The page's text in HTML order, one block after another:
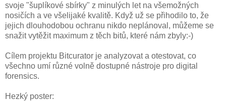
svoje "šuplíkové sbírky" z minulých let na všemožných
nosičích a ve všelijaké kvalitě. Když už se přihodilo to, že
jejich dlouhodobou ochranu nikdo neplánoval, můžeme se
snažit vytěžit maximum z těch bitů, které nám zbyly:-)
Cílem projektu Bitcurator je analyzovat a otestovat, co
všechno umí různé volně dostupné nástroje pro digital
forensics.
Hezký poster: